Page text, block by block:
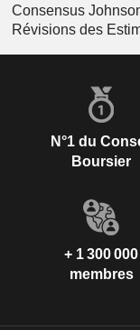
Consensus
Révisions des
N°1 du
Boursier
+ 1 300 000
membres